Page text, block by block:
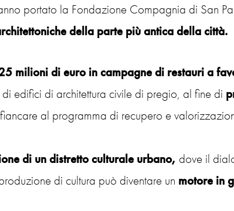
portato la Fondazione Compagnia di San
della parte più antica della città.
milioni di euro in campagne di restauri a
di edifici di architettura civile di pregio, al fine di
al programma di recupero e
di un distretto culturale urbano, dove il
di cultura può diventare un motore in